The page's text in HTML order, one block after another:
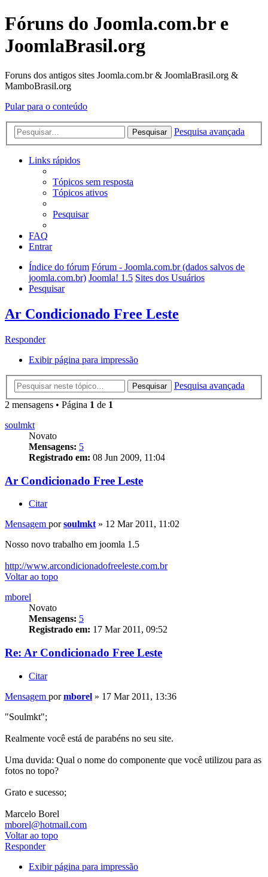
Fóruns do Joomla.com.br e
JoomlaBrasil.org
Foruns dos antigos sites Joomla.com.br & JoomlaBrasil.org &
MamboBrasil.org
Pular para o conteúdo
Pesquisar Pesquisa avançada
Links rápidos
Tópicos sem resposta
Tópicos ativos
Pesquisar
FAQ
Entrar
Índice do fórum Fórum - Joomla.com.br (dados salvos de
joomla.com.br) Joomla! 1.5 Sites dos Usuários
Pesquisar
Ar Condicionado Free Leste
Responder
Exibir página para impressão
Pesquisar
Pesquisa avançada
2 mensagens • Página 1 de 1
soulmkt
Novato
Mensagens: 5
Registrado em: 08 Jun 2009, 11:04
Ar Condicionado Free Leste
Citar
Mensagem porsoulmkt » 12 Mar 2011, 11:02
Nosso novo trabalho em joomla 1.5
http://www.arcondicionadofreeleste.com.br
Voltar ao topo
mborel
Novato
Mensagens: 5
Registrado em: 17 Mar 2011, 09:52
Re: Ar Condicionado Free Leste
Citar
Mensagem pormborel » 17 Mar 2011, 13:36
"Soulmkt";
Realmente você está de parabéns no seu site.
Uma duvida: Qual o nome do componente que você utilizou para as
fotos no topo?
Grato e sucesso;
Marcelo Borel
mborel@hotmail.com
Voltar ao topo
Responder
Exibir página para impressão